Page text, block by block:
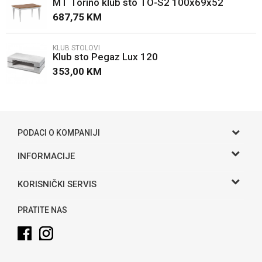
Poruka
MT Torino klub sto TO-S2 100x69x52
687,75 KM
KLUB STOLOVI
Klub sto Pegaz Lux 120
353,00 KM
PODACI O KOMPANIJI
Gama S doo
Adresa
Telefon:
Email:
INFORMACIJE
O nama
KORISNIČKI SERVIS
Uslovi korišćenja i prodaje
Kako kupiti
PRATITE NAS